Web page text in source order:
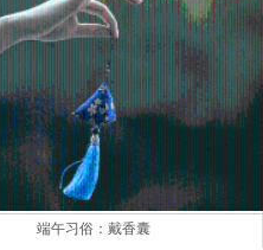
端午习俗：戴香囊